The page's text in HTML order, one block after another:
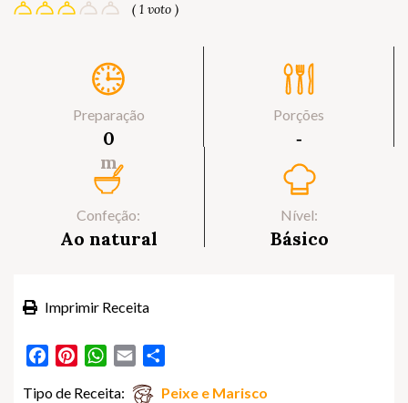
( 1 voto )
Preparação
0
m
Porções
‐
Confeção:
Ao natural
Nível:
Básico
Imprimir Receita
FacebookPinterestWhatsApp
Email
Tipo de Receita: Peixe e Marisco